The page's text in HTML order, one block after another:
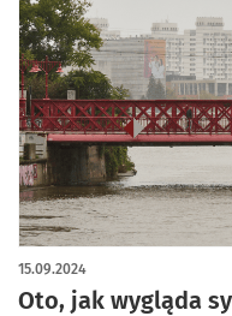
Oto, jak wygląda
15.09.2024